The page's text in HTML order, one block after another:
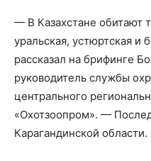
— В Казахстане обитают
уральская, устюртская и
рассказал на брифинге
руководитель службы
центрального
«Охотзоопром». —
Карагандинской области.